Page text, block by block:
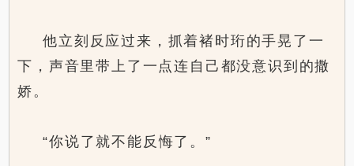
他立刻反应过来，抓着褚时珩的手晃了一
下，声音里带上了一点连自己都没意识到的撒
娇。
“你说了就不能反悔了。”